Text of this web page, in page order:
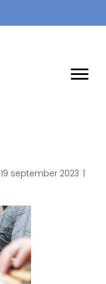
19 september 2023 |